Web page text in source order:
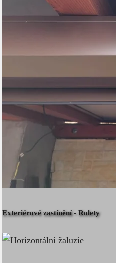
Exteriérové zastínění - Rolety